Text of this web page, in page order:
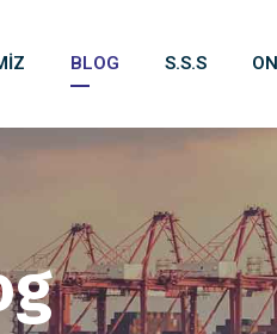
BLOG S.S.S